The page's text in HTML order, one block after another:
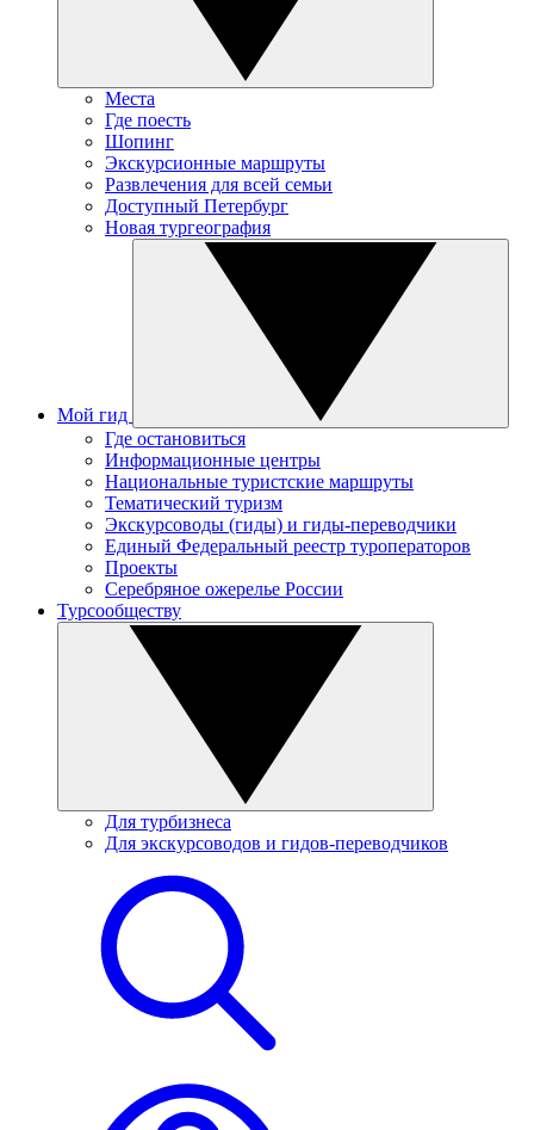
Места
Где поесть
Шопинг
Экскурсионные маршруты
Развлечения для всей семьи
Доступный Петербург
Новая тургеография
Мой гид
Где остановиться
Информационные центры
Национальные туристские маршруты
Тематический туризм
Экскурсоводы (гиды) и гиды-переводчики
Единый Федеральный реестр туроператоров
Проекты
Серебряное ожерелье России
Турсообществу
Для турбизнеса
Для экскурсоводов и гидов-переводчиков